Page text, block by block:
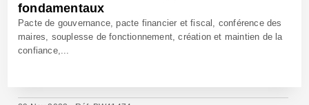
fondamentaux
Pacte de gouvernance, pacte financier et fiscal, conférence des
maires, souplesse de fonctionnement, création et maintien de la
confiance,...